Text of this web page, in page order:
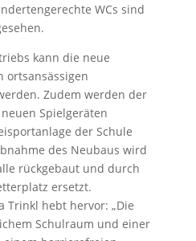
WCs sind
kann die neue
ortsansässigen
Zudem werden der
Spielgeräten
der Schule
des Neubaus wird
rückgebaut und durch
ersetzt.
Trinkl hebt hervor: „Die
Schulraum und einer